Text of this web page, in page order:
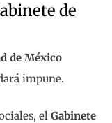
de
de México
impune.
el Gabinete